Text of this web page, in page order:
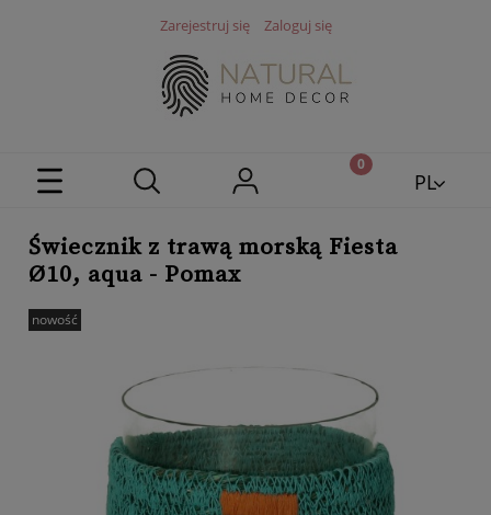
Zarejestruj się Zaloguj się
PL
Świecznik z trawą morską Fiesta
Ø10, aqua - Pomax
nowość